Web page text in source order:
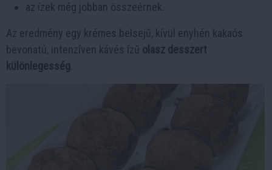
az ízek még jobban összeérnek.
Az eredmény egy krémes belsejű, kívül enyhén kakaós
bevonatú, intenzíven kávés ízű olasz desszert
különlegesség